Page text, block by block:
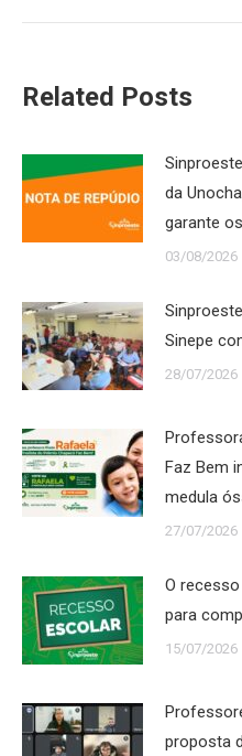
Related Posts
da
garante
03/08/2026
Sinepe
28/07/2026
Faz Bem
medula
27/07/2026
O
para
15/07/2026
proposta